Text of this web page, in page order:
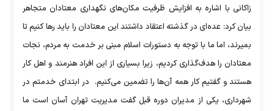
زاکانی با اشاره به افزایش ظرفیت مکان‌های نگهداری معتادان متجاهر
بیان کرد: عده‌ای در گذشته اعتقاد داشتند این معتادان را باید رها کنیم تا
بمیرند، اما ما با توجه به دستورات اسلام مبنی بر خدمت به مردم، نجات
معتادان را هدف‌گذاری کردیم، زیرا بسیاری از این افراد هنرمند و اهل کار
هستند و گفتیم کار همه آن‌ها را تضمین می‌کنیم. در ابتدای خدمتم در
شهرداری، یکی از مدیران دوره قبل گفت مدیریت تهران آسان است ما